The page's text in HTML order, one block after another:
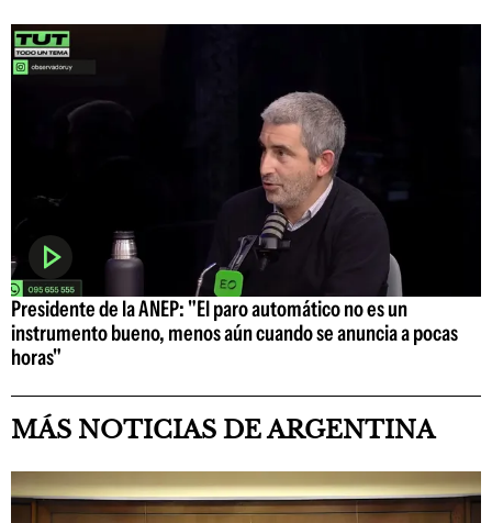
Presidente de la ANEP: "El paro automático no es un
instrumento bueno, menos aún cuando se anuncia a pocas
horas"
MÁS NOTICIAS DE ARGENTINA